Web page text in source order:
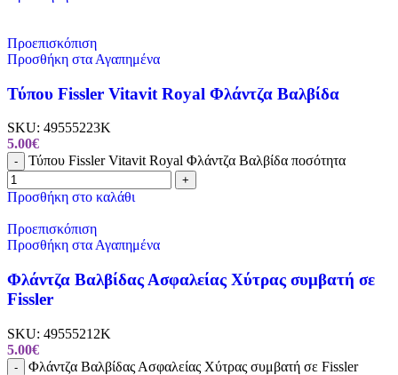
Προεπισκόπιση
Προσθήκη στα Αγαπημένα
Τύπου Fissler Vitavit Royal Φλάντζα Βαλβίδα
SKU: 49555223Κ
5.00€
- Τύπου Fissler Vitavit Royal Φλάντζα Βαλβίδα ποσότητα
+
Προσθήκη στο καλάθι
Προεπισκόπιση
Προσθήκη στα Αγαπημένα
Φλάντζα Βαλβίδας Ασφαλείας Χύτρας συμβατή σε
Fissler
SKU: 49555212Κ
5.00€
-
Φλάντζα Βαλβίδας Ασφαλείας Χύτρας συμβατή σε Fissler